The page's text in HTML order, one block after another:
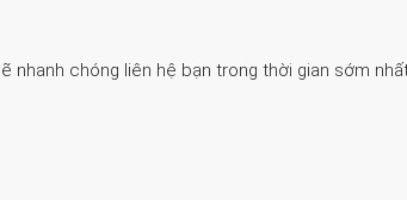
nhanh chóng liên hệ bạn trong thời gian sớm